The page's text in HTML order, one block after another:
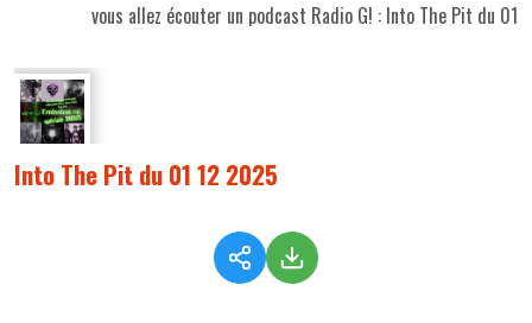
vous allez écouter un podcast Radio G! : Into The Pit du 01
Into The Pit du 01 12 2025